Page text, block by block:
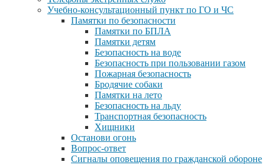
Учебно-консультационный пункт по ГО и ЧС
Памятки по безопасности
Памятки по БПЛА
Памятки детям
Безопасность на воде
Безопасность при пользовании газом
Пожарная безопасность
Бродячие собаки
Памятки на лето
Безопасность на льду
Транспортная безопасность
Хищники
Останови огонь
Вопрос-ответ
Сигналы оповещения по гражданской обороне